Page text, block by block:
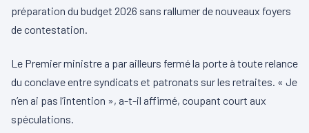
préparation du budget 2026 sans rallumer de nouveaux foyers
de contestation.
Le Premier ministre a par ailleurs fermé la porte à toute relance
du conclave entre syndicats et patronats sur les retraites. « Je
n’en ai pas l’intention », a-t-il affirmé, coupant court aux
spéculations.